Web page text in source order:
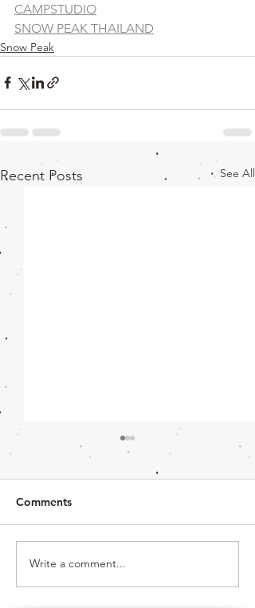
CAMPSTUDIO
SNOW PEAK THAILAND
Snow Peak
Recent Posts See All
ถึงเวลาแล้วที่จะสนุกกับการ
ผจญภัยในธรรมชาติช่วงฤดู
Comments
Write a comment...